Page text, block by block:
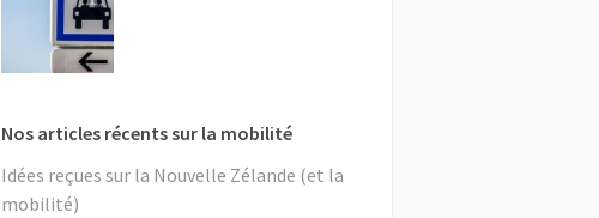
Nos articles récents sur la mobilité
Idées reçues sur la Nouvelle Zélande (et la
mobilité)